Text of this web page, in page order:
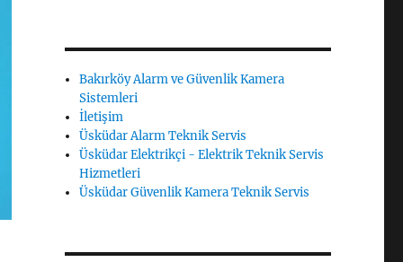
Bakırköy Alarm ve Güvenlik Kamera
Sistemleri
İletişim
Üsküdar Alarm Teknik Servis
Üsküdar Elektrikçi - Elektrik Teknik Servis
Hizmetleri
Üsküdar Güvenlik Kamera Teknik Servis